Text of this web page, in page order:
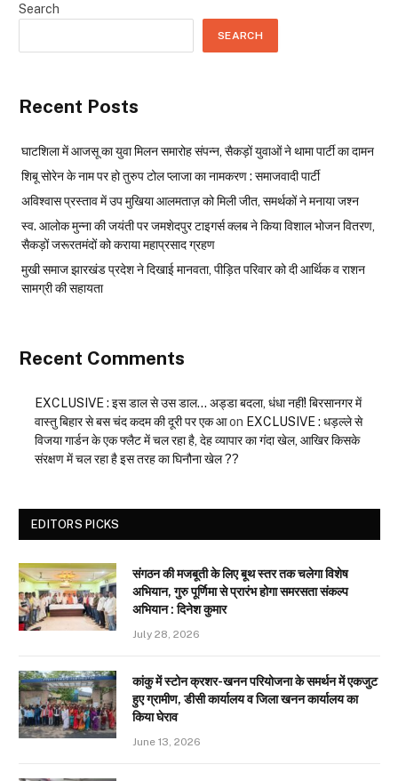
Search
SEARCH
Recent Posts
घाटशिला में आजसू का युवा मिलन समारोह संपन्न, सैकड़ों युवाओं ने थामा पार्टी का दामन
शिबू सोरेन के नाम पर हो तुरुप टोल प्लाजा का नामकरण : समाजवादी पार्टी
अविश्वास प्रस्ताव में उप मुखिया आलमताज़ को मिली जीत, समर्थकों ने मनाया जश्न
स्व. आलोक मुन्ना की जयंती पर जमशेदपुर टाइगर्स क्लब ने किया विशाल भोजन वितरण,
सैकड़ों जरूरतमंदों को कराया महाप्रसाद ग्रहण
मुखी समाज झारखंड प्रदेश ने दिखाई मानवता, पीड़ित परिवार को दी आर्थिक व राशन
सामग्री की सहायता
Recent Comments
EXCLUSIVE : इस डाल से उस डाल… अड्डा बदला, धंधा नहीं! बिरसानगर में
वास्तु बिहार से बस चंद कदम की दूरी पर एक आon EXCLUSIVE : धड़ल्ले से
विजया गार्डन के एक फ्लैट में चल रहा है, देह व्यापार का गंदा खेल, आखिर किसके
संरक्षण में चल रहा है इस तरह का घिनौना खेल ??
EDITORS PICKS
संगठन की मजबूती के लिए बूथ स्तर तक चलेगा विशेष
अभियान, गुरु पूर्णिमा से प्रारंभ होगा समरसता संकल्प
अभियान : दिनेश कुमार
July 28, 2026
कांकु में स्टोन क्रशर-खनन परियोजना के समर्थन में एकजुट
हुए ग्रामीण, डीसी कार्यालय व जिला खनन कार्यालय का
किया घेराव
June 13, 2026